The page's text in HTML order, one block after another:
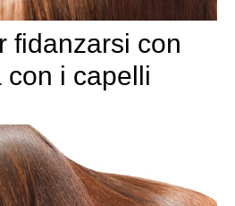
fidanzarsi con
con i capelli